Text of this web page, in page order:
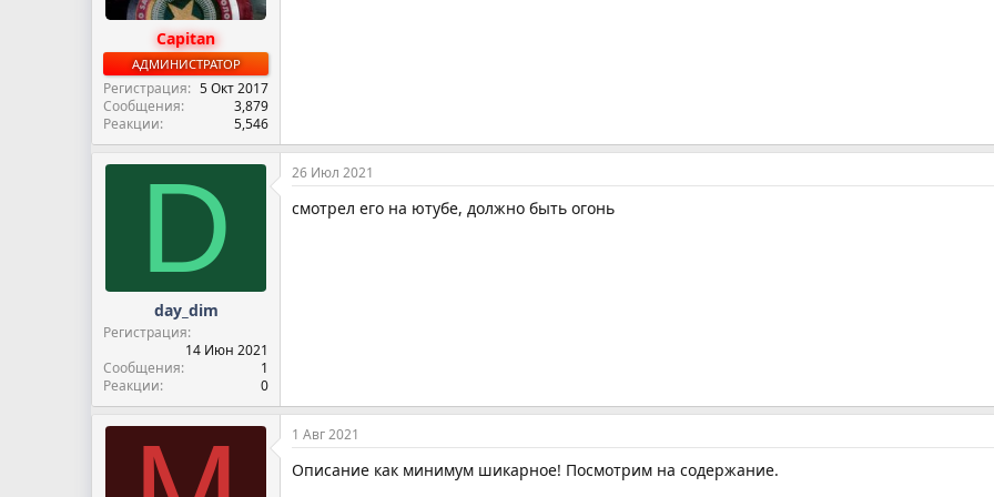
Capitan
АДМИНИСТРАТОР
Регистрация
5 Окт 2017
Сообщения
3,879
Реакции
5,546
D
day_dim
Регистрация
14 Июн 2021
Сообщения
1
Реакции
0
26 Июл 2021
смотрел его на ютубе, должно быть огонь
1 Авг 2021
Описание как минимум шикарное! Посмотрим на содержание.